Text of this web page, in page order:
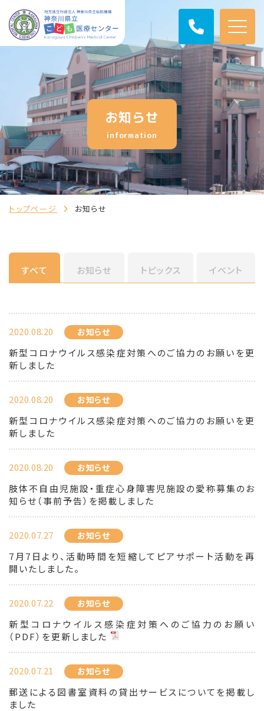
お知らせ
information
トップページ お知らせ
すべて お知らせ トピックス イベント
2020.08.20 お知らせ
新型コロナウイルス感染症対策へのご協力のお願いを更
新しました
2020.08.20 お知らせ
新型コロナウイルス感染症対策へのご協力のお願いを更
新しました
2020.08.20 お知らせ
肢体不自由児施設・重症心身障害児施設の愛称募集のお
知らせ（事前予告）を掲載しました
2020.07.27 お知らせ
7月7日より、活動時間を短縮してピアサポート活動を再
開いたしました。
2020.07.22 お知らせ
新型コロナウイルス感染症対策へのご協力のお願い
（PDF）を更新しました
2020.07.21 お知らせ
郵送による図書室資料の貸出サービスについてを掲載し
ました